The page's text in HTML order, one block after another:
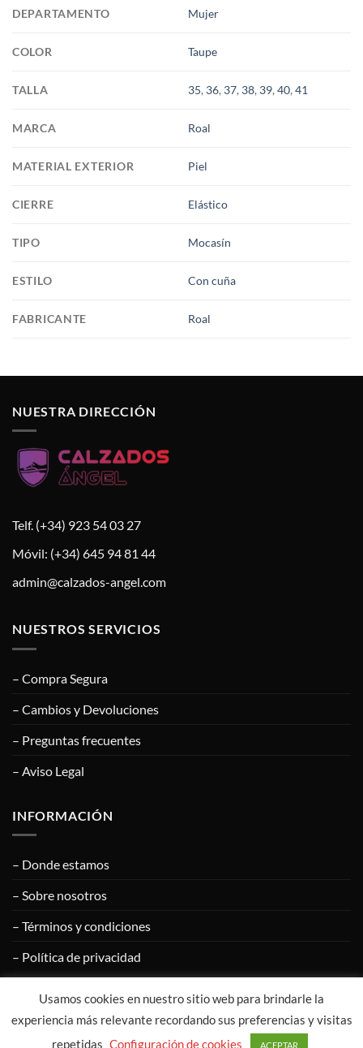
DEPARTAMENTO Mujer
COLOR Taupe
TALLA 35, 36, 37, 38, 39,40,41
MARCA Roal
MATERIAL EXTERIOR Piel
CIERRE Elástico
TIPO Mocasín
ESTILO Con cuña
FABRICANTE Roal
NUESTRA DIRECCIÓN
Telf. (+34) 923 54 03 27
Móvil: (+34) 645 94 81 44
admin@calzados-angel.com
NUESTROS SERVICIOS
– Compra Segura
– Cambios y Devoluciones
– Preguntas frecuentes
– Aviso Legal
INFORMACIÓN
– Donde estamos
– Sobre nosotros
– Términos y condiciones
– Política de privacidad
Visa PayPal MasterCardGoogle
Pay
Apple
Pay
Usamos cookies en nuestro sitio web para brindarle la
experiencia más relevante recordando sus preferencias y visitas
repetidas Configuración de cookies ACEPTAR